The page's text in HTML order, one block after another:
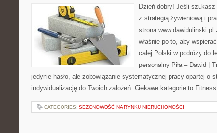
Dzień dobry! Jeśli
z strategią żywieniową i
strona www.dawidulinski.pl
właśnie po to, aby
całej Polski w podróży do
personalny Piła – Dawid |
jedynie hasło, ale zobowiązanie systematycznej pracy opartej o
indywidualizację do Twoich założeń. Ciekawe kategorie to
CATEGORIES: SEZONOWOŚĆ NA RYNKU NIERUCHOMOŚCI